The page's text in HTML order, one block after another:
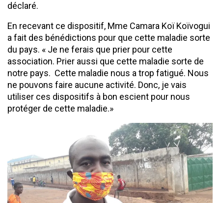
déclaré.
En recevant ce dispositif, Mme Camara Koï Koïvogui
a fait des bénédictions pour que cette maladie sorte
du pays. « Je ne ferais que prier pour cette
association. Prier aussi que cette maladie sorte de
notre pays. Cette maladie nous a trop fatigué. Nous
ne pouvons faire aucune activité. Donc, je vais
utiliser ces dispositifs à bon escient pour nous
protéger de cette maladie.»